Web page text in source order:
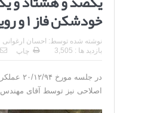
خودشکن فاز ۱ و رویه تعویض آنها)
نوشته شده توسط: احسان ارغوانی
بازدید ها : 3,505
چاپ
اصلاحی نیز توسط آقای مهندس